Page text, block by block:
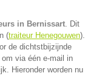
in Bernissart. Dit
(traiteur Henegouwen).
de dichtstbijzijnde
om via één e-mail in
Hieronder worden nu